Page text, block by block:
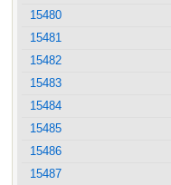
15480
15481
15482
15483
15484
15485
15486
15487